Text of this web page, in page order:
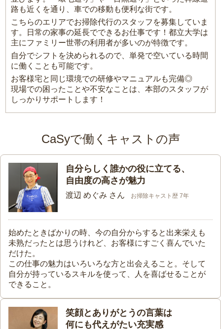
路も近くを通り、車での移動も便利な街です。
こちらのエリアでお掃除代行のスタッフを募集していま
す。日常の家事の延長でできるお仕事です！都立大学は
主にファミリー世帯の利用者が多いのが特徴です。
自分でシフトを決められるので、単発で空いている時間
に働くことも可能です。
お客様宅と同じ環境での研修やマニュアルも完備◎
現場での困ったことや不安なことは、本部のスタッフが
しっかりサポートします！
CaSyで働くキャストの声
自分らしく誰かの役に立てる、
自由度の高さが魅力
渡辺 めぐみ さん お掃除キャスト歴 7年
始めたときばかりの時、今の自分からすると出来栄えも
未熟だったとは思うけれど、お客様にすごく喜んでいた
だけた。
この仕事の魅力はいろいろな方と出会えること。そして
自分が持っているスキルを使って、人を喜ばせることが
できること。
笑顔とありがとうの言葉は
何にも代えがたい充実感